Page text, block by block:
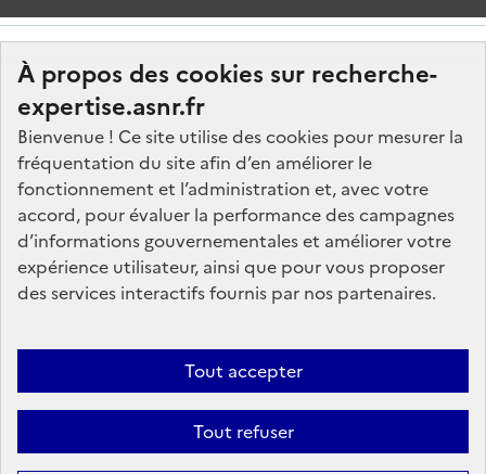
À propos des cookies sur recherche-
expertise.asnr.fr
Bienvenue ! Ce site utilise des cookies pour mesurer la
fréquentation du site afin d’en améliorer le
fonctionnement et l’administration et, avec votre
accord, pour évaluer la performance des campagnes
d’informations gouvernementales et améliorer votre
expérience utilisateur, ainsi que pour vous proposer
des services interactifs fournis par nos partenaires.
Tout accepter
Tout refuser
Nos marchés
Nos offres d'emploi
FAQ
Glossaire
Plan du site